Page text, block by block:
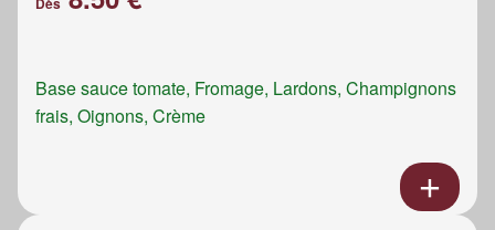
Base sauce tomate, Fromage, Lardons, Champignons
frais, Oignons, Crème